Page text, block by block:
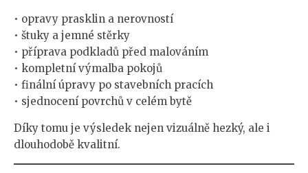
• opravy prasklin a nerovností
• štuky a jemné stěrky
• příprava podkladů před malováním
• kompletní výmalba pokojů
• finální úpravy po stavebních pracích
• sjednocení povrchů v celém bytě
Díky tomu je výsledek nejen vizuálně hezký, ale i
dlouhodobě kvalitní.